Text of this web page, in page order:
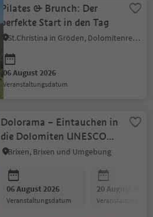
Pilates & Brunch: Der
perfekte Start in den Tag
St.Christina in Gröden, Dolomitenregion Gröden
06 August 2026
Veranstaltungsdatum
Dolorama – Eintauchen in
die Dolomiten UNESCO
Weltnaturerbe
Brixen, Brixen und Umgebung
06 August 2026
Veranstaltungsdatum
20 August 2026